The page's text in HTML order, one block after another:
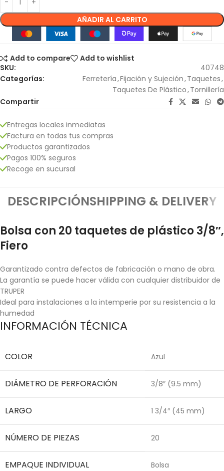
AÑADIR AL CARRITO
Add to compare
Add to wishlist
SKU:
40748
Categorías:
Ferretería,Fijación y Sujeción,Taquetes,
Taquetes De Plástico,Tornillería
Compartir
Entregas locales inmediatas
Factura en todas tus compras
Productos garantizados
Pagos 100% seguros
Recoge en sucursal
DESCRIPCIÓNSHIPPING & DELIVERY
Bolsa con 20 taquetes de plástico 3/8″,
Fiero
Garantizado contra defectos de fabricación o mano de obra.
La garantía se puede hacer válida con cualquier distribuidor de
TRUPER
Ideal para instalaciones a la intemperie por su resistencia a la
humedad
INFORMACIÓN TÉCNICA
COLOR Azul
DIÁMETRO DE PERFORACIÓN 3/8″ (9.5 mm)
LARGO 1 3/4″ (45 mm)
NÚMERO DE PIEZAS 20
EMPAQUE INDIVIDUAL Bolsa